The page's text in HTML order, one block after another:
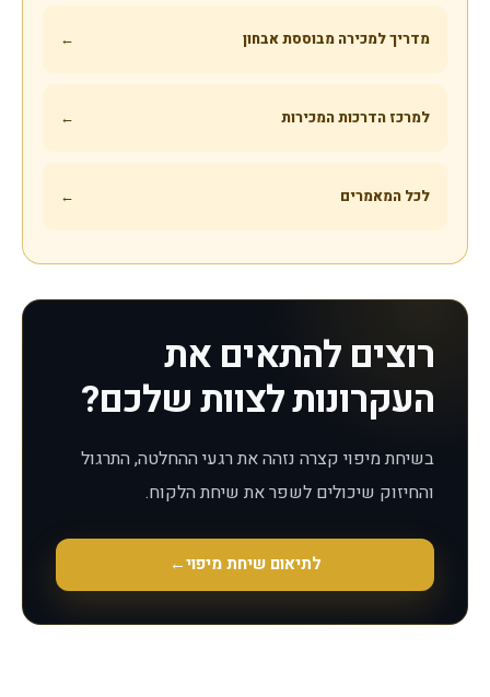
מדריך למכירה מבוססת אבחון ←
למרכז הדרכות המכירות ←
לכל המאמרים ←
רוצים להתאים את
העקרונות לצוות שלכם?
בשיחת מיפוי קצרה נזהה את רגעי ההחלטה, התרגול
והחיזוק שיכולים לשפר את שיחת הלקוח.
לתיאום שיחת מיפוי←